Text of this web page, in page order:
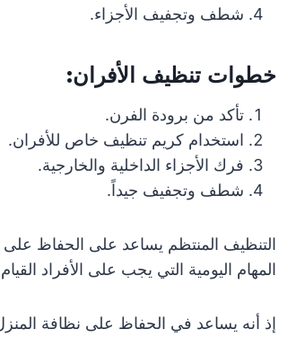
شطف وتجفيف الأجزاء.
خطوات تنظيف الأفران:
تأكد من برودة الفرن.
استخدام كريم تنظيف خاص للأفران.
فرك الأجزاء الداخلية والخارجية.
شطف وتجفيف جيداً.
التنظيف المنتظم يساعد على الحفاظ
المهام اليومية التي يجب على الأفراد القيام
إذ أنه يساعد في الحفاظ على نظافة